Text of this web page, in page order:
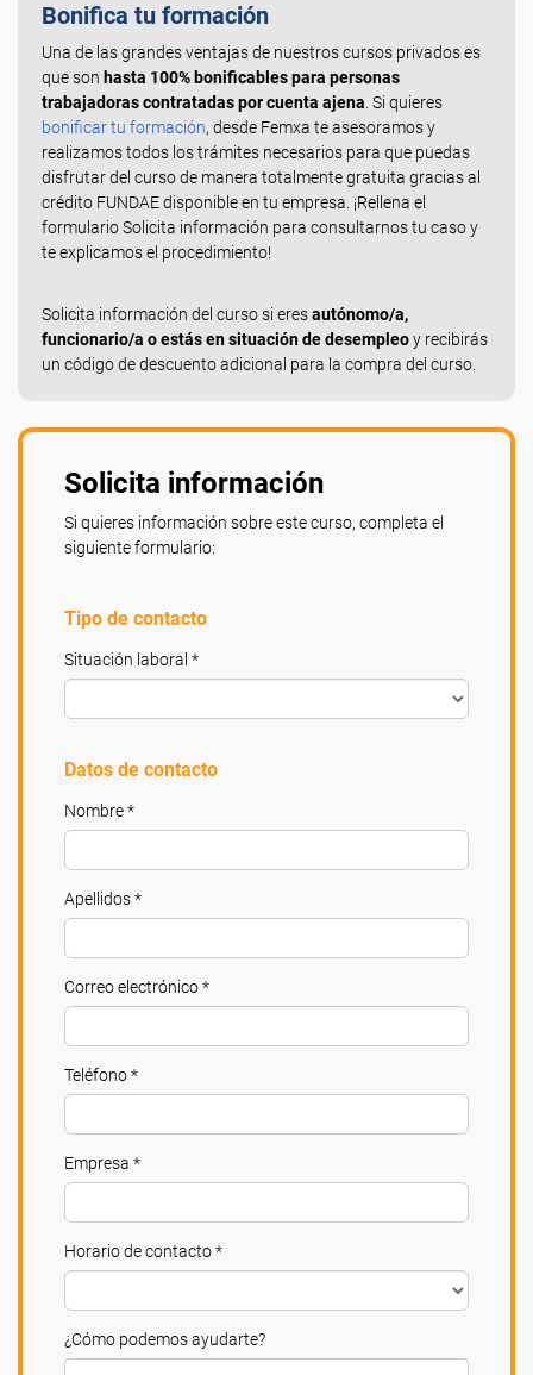
Bonifica tu formación
Una de las grandes ventajas de nuestros cursos privados es
que son hasta 100% bonificables para personas
trabajadoras contratadas por cuenta ajena . Si quieres
bonificar tu formación, desde Femxa te asesoramos y
realizamos todos los trámites necesarios para que puedas
disfrutar del curso de manera totalmente gratuita gracias al
crédito FUNDAE disponible en tu empresa. ¡Rellena el
formulario Solicita información para consultarnos tu caso y
te explicamos el procedimiento!
Solicita información del curso si eresautónomo/a,
funcionario/a o estás en situación de desempleoy recibirás
un código de descuento adicional para la compra del curso.
Solicita información
Si quieres información sobre este curso, completa el
siguiente formulario:
Tipo de contacto
Situación laboral *
Datos de contacto
Nombre *
Apellidos *
Correo electrónico *
Teléfono *
Empresa *
Horario de contacto *
¿Cómo podemos ayudarte?